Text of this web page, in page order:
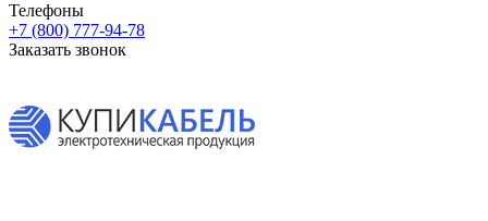
Телефоны
+7 (800) 777-94-78
Заказать звонок